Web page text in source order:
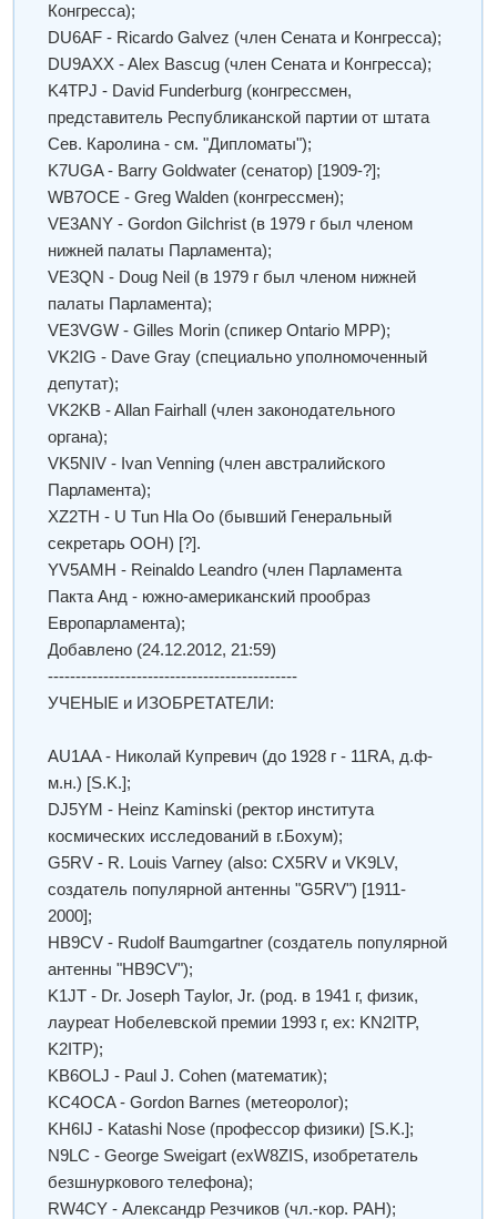
Конгресса);
DU6AF - Ricardo Galvez (член Сената и Конгресса);
DU9AXX - Alex Bascug (член Сената и Конгресса);
K4TPJ - David Funderburg (конгрессмен,
представитель Республиканской партии от штата
Сев. Каролина - см. "Дипломаты");
K7UGA - Barry Goldwater (сенатор) [1909-?];
WB7OCE - Greg Walden (конгрессмен);
VE3ANY - Gordon Gilchrist (в 1979 г был членом
нижней палаты Парламента);
VE3QN - Doug Neil (в 1979 г был членом нижней
палаты Парламента);
VE3VGW - Gilles Morin (спикер Ontario MPP);
VK2IG - Dave Gray (специально уполномоченный
депутат);
VK2KB - Allan Fairhall (член законодательного
органа);
VK5NIV - Ivan Venning (член австралийского
Парламента);
XZ2TH - U Тun Hla Oo (бывший Генеральный
секретарь ООН) [?].
YV5AMH - Reinaldo Leandro (член Парламента
Пакта Анд - южно-американский прообраз
Европарламента);
Добавлено (24.12.2012, 21:59)
---------------------------------------------
УЧEНЫЕ и ИЗОБРЕТАТЕЛИ:
AU1AA - Николай Купревич (до 1928 г - 11RA, д.ф-
м.н.) [S.K.];
DJ5YM - Heinz Kaminski (ректор института
космических исследований в г.Бохум);
G5RV - R. Louis Varney (also: CX5RV и VK9LV,
создатель популярной антенны "G5RV") [1911-
2000];
HB9CV - Rudolf Baumgartner (создатель популярной
антенны "HB9CV");
K1JT - Dr. Joseph Тaylor, Jr. (род. в 1941 г, физик,
лауреат Нобелевской премии 1993 г, ex: KN2ITP,
K2ITP);
KB6OLJ - Paul J. Cohen (математик);
KC4OCA - Gordon Barnes (метеоролог);
KH6IJ - Katashi Nose (профессор физики) [S.K.];
N9LC - George Sweigart (exW8ZIS, изобретатель
безшнуркового телефона);
RW4CY - Александр Резчиков (чл.-кор. РАH);